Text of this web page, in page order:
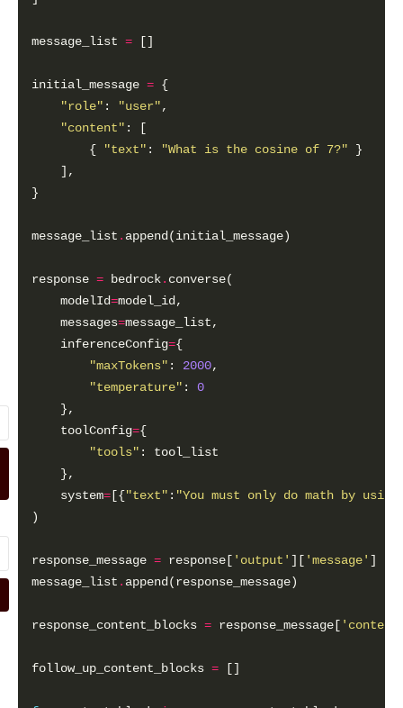
message_list =
initial_message =
"role" : "user"
"content"
        {
"text" : "What is the cosine of 7?"
message_list .
response = bedrock.
    modelId
=
    messages
=
    inferenceConfig
=
"maxTokens" : 2000
"temperature" : 0
    toolConfig
=
"tools"
    system
= [{"text" : "You must only do math by
response_message = response[ 'output' ][ 'message'
message_list .
response_content_blocks = response_message[
follow_up_content_blocks =